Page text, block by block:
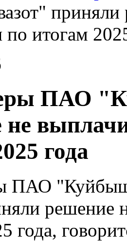
приняли
итогам
ПАО
не
года
ПАО
решение
года,